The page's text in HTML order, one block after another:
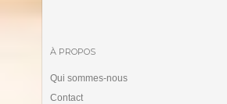
À PROPOS
Qui sommes-nous
Contact